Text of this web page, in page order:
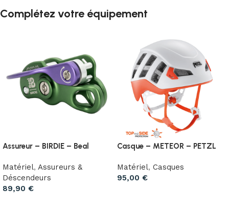
Complétez votre équipement
Assureur – BIRDIE – Beal
Matériel, Assureurs &
Déscendeurs
89,90 €
Casque – METEOR – PETZL
Matériel, Casques
95,00 €